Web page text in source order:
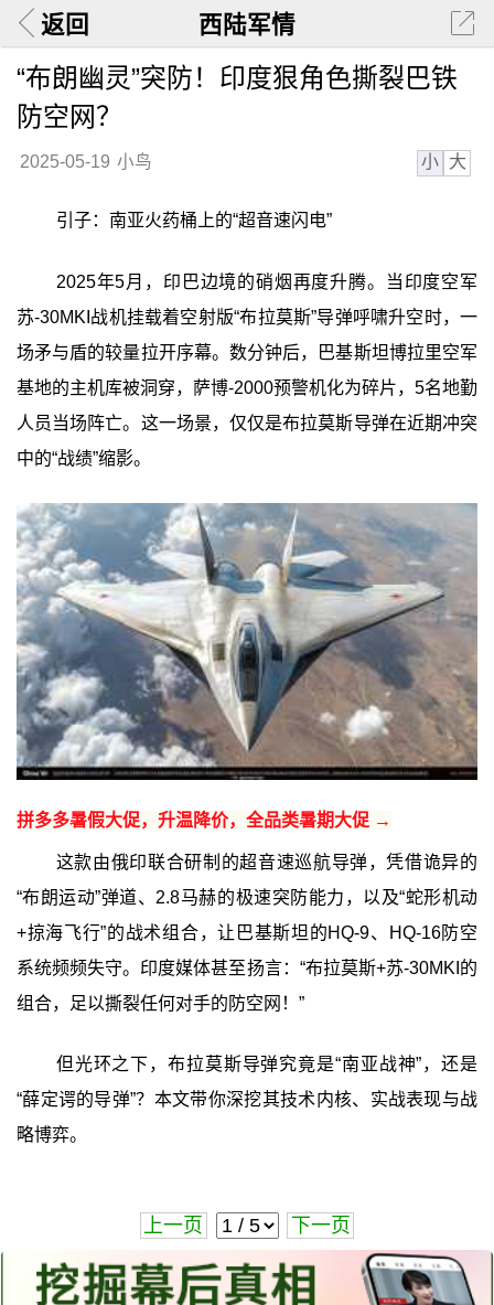
返回 西陆军情
“布朗幽灵”突防！印度狠角色撕裂巴铁
防空网？
2025-05-19 小鸟 小 大
引子：南亚火药桶上的“超音速闪电”
2025年5月，印巴边境的硝烟再度升腾。当印度空军
苏-30MKI战机挂载着空射版“布拉莫斯”导弹呼啸升空时，一
场矛与盾的较量拉开序幕。数分钟后，巴基斯坦博拉里空军
基地的主机库被洞穿，萨博-2000预警机化为碎片，5名地勤
人员当场阵亡。这一场景，仅仅是布拉莫斯导弹在近期冲突
中的“战绩”缩影。
拼多多暑假大促，升温降价，全品类暑期大促 →
这款由俄印联合研制的超音速巡航导弹，凭借诡异的
“布朗运动”弹道、2.8马赫的极速突防能力，以及“蛇形机动
+掠海飞行”的战术组合，让巴基斯坦的HQ-9、HQ-16防空
系统频频失守。印度媒体甚至扬言：“布拉莫斯+苏-30MKI的
组合，足以撕裂任何对手的防空网！”
但光环之下，布拉莫斯导弹究竟是“南亚战神”，还是
“薛定谔的导弹”？本文带你深挖其技术内核、实战表现与战
略博弈。
上一页 下一页